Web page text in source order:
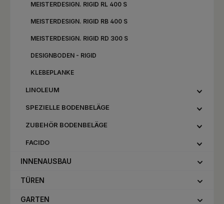
MEISTERDESIGN. RIGID RL 400 S
MEISTERDESIGN. RIGID RB 400 S
MEISTERDESIGN. RIGID RD 300 S
DESIGNBODEN - RIGID
KLEBEPLANKE
LINOLEUM
SPEZIELLE BODENBELÄGE
ZUBEHÖR BODENBELÄGE
FACIDO
INNENAUSBAU
TÜREN
GARTEN